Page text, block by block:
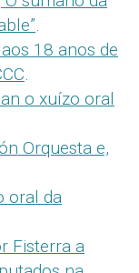
.
18 anos de
.
o xuízo oral
Orquesta e,
oral da
Fisterra a